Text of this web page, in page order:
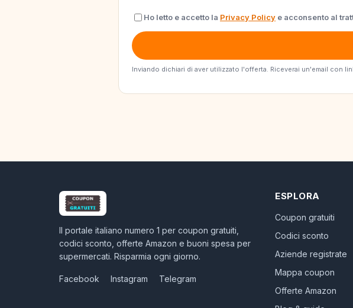
Ho letto e accetto la Privacy Policy e acconsento al
Inviando dichiari di aver utilizzato l'offerta. Riceverai un'email con
Il portale italiano numero 1 per coupon gratuiti,
codici sconto, offerte Amazon e buoni spesa per
supermercati. Risparmia ogni giorno.
Facebook Instagram Telegram
ESPLORA
Coupon gratuiti
Codici sconto
Aziende registrate
Mappa coupon
Offerte Amazon